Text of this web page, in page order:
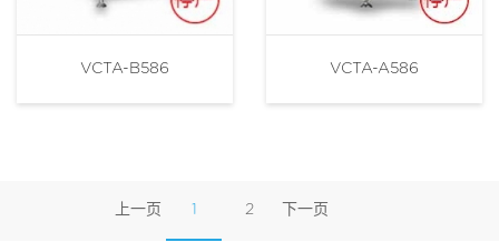
VCTA-B586 VCTA-A586
上一页 1 2 下一页